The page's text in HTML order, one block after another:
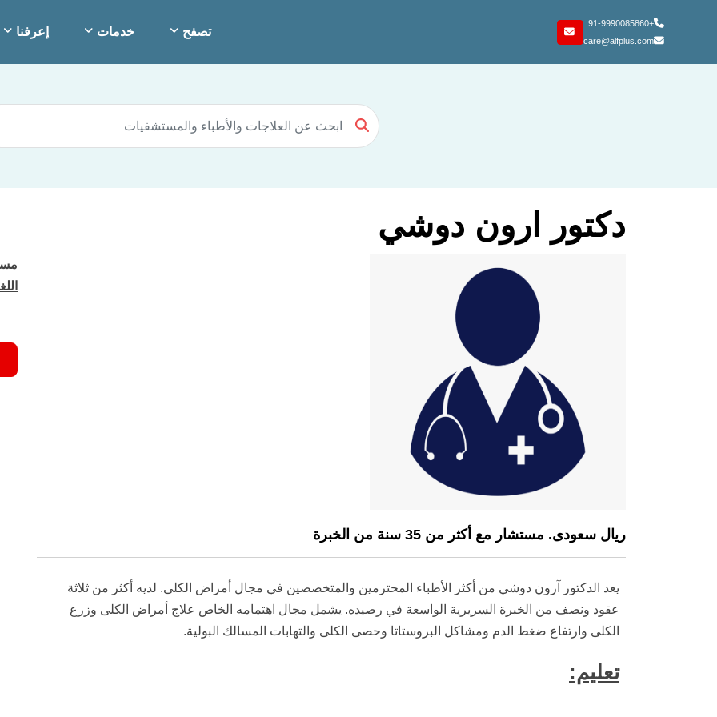
+91-9990085860
care@alfplus.com
تصفح خدمات إعرفنا
دكتور ارون دوشي
ريال سعودى. مستشار مع أكثر من 35 سنة من الخبرة
يعد الدكتور آرون دوشي من أكثر الأطباء المحترمين والمتخصصين في مجال أمراض الكلى. لديه أكثر من ثلاثة
عقود ونصف من الخبرة السريرية الواسعة في رصيده. يشمل مجال اهتمامه الخاص علاج أمراض الكلى وزرع
الكلى وارتفاع ضغط الدم ومشاكل البروستاتا وحصى الكلى والتهابات المسالك البولية.
تعليم: